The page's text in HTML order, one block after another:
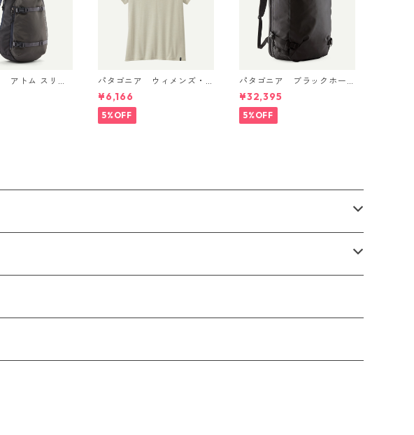
アトム スリン
Blue 48262
Atom Sling Bag
パタゴニア ウィメンズ・
キャプリーン・クール・デ
イリー・シャツ Dyno Whit
e 45226
¥6,166
5%OFF
パタゴニア ブラックホー
ル・MLC 45L Black w/Blac
k 49307 日本正規品
¥32,395
5%OFF